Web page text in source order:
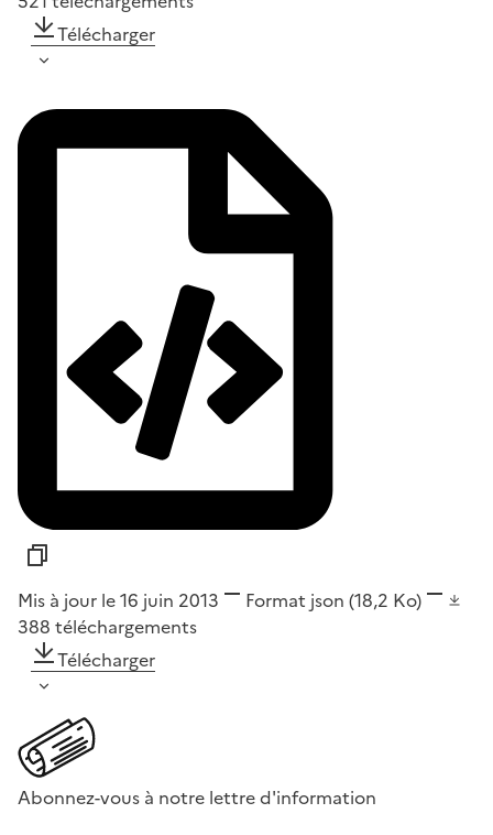
Télécharger
Mis à jour le 16 juin 2013 Format json (18,2 Ko)
388 téléchargements
Télécharger
Abonnez-vous à notre lettre d'information